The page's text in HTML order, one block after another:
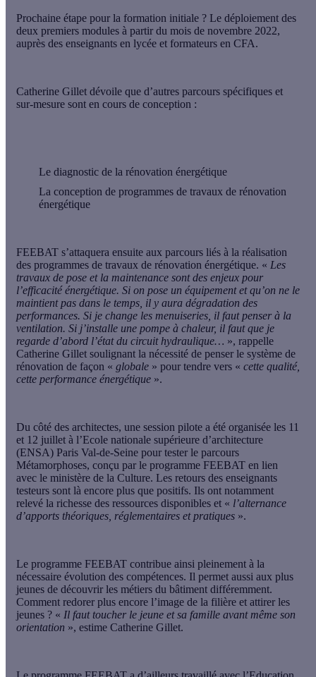
Prochaine étape pour la formation initiale ? Le déploiement des
deux premiers modules à partir du mois de novembre 2022,
auprès des enseignants en lycée et formateurs en CFA.
Catherine Gillet dévoile que d’autres parcours spécifiques et
sur-mesure sont en cours de conception :
Le diagnostic de la rénovation énergétique
La conception de programmes de travaux de rénovation
énergétique
FEEBAT s’attaquera ensuite aux parcours liés à la réalisation
des programmes de travaux de rénovation énergétique. « Les
travaux de pose et la maintenance sont des enjeux pour
l’efficacité énergétique. Si on pose un équipement et qu’on ne le
maintient pas dans le temps, il y aura dégradation des
performances. Si je change les menuiseries, il faut penser à la
ventilation. Si j’installe une pompe à chaleur, il faut que je
regarde d’abord l’état du circuit hydraulique… », rappelle
Catherine Gillet soulignant la nécessité de penser le système de
rénovation de façon « globale » pour tendre vers « cette qualité,
cette performance énergétique ».
Du côté des architectes, une session pilote a été organisée les 11
et 12 juillet à l’Ecole nationale supérieure d’architecture
(ENSA) Paris Val-de-Seine pour tester le parcours
Métamorphoses, conçu par le programme FEEBAT en lien
avec le ministère de la Culture. Les retours des enseignants
testeurs sont là encore plus que positifs. Ils ont notamment
relevé la richesse des ressources disponibles et « l’alternance
d’apports théoriques, réglementaires et pratiques ».
Le programme FEEBAT contribue ainsi pleinement à la
nécessaire évolution des compétences. Il permet aussi aux plus
jeunes de découvrir les métiers du bâtiment différemment.
Comment redorer plus encore l’image de la filière et attirer les
jeunes ? « Il faut toucher le jeune et sa famille avant même son
orientation », estime Catherine Gillet.